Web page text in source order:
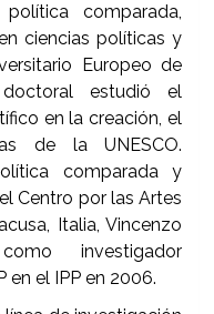
comparada,
ciencias políticas y
Europeo de
estudió el
en la creación, el
de la UNESCO.
comparada y
Centro por las Artes
Italia, Vincenzo
investigador
el IPP en 2006.